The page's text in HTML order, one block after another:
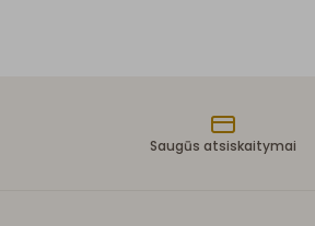
Saugūs atsiskaitymai